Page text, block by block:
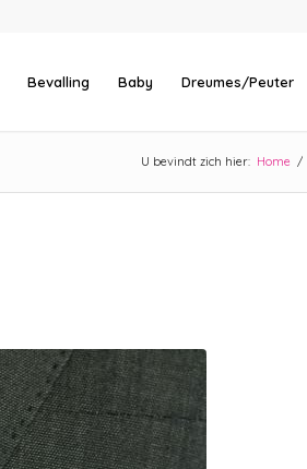
Bevalling Baby Dreumes/Peuter
U bevindt zich hier: Home /